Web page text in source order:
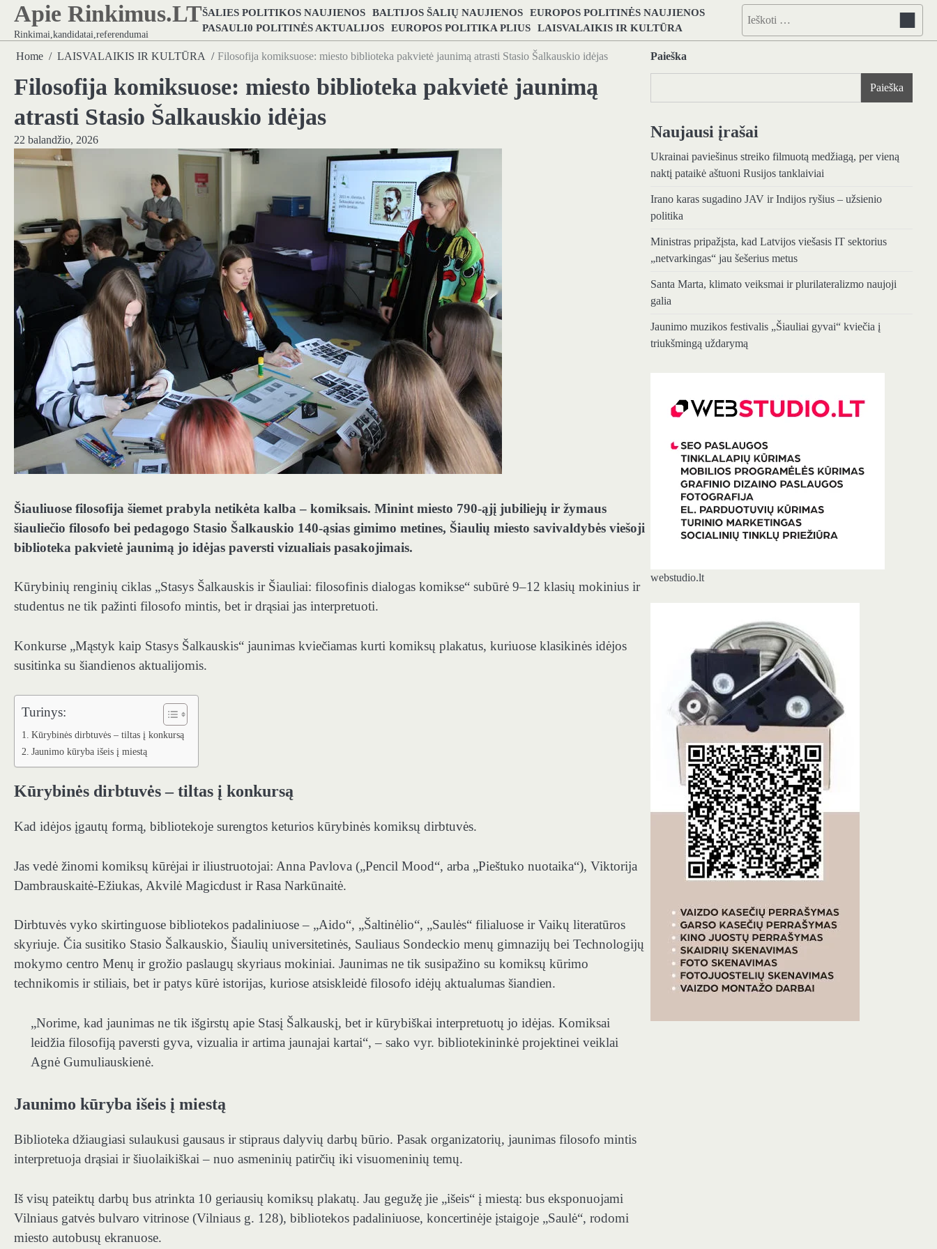
Skip
content
Apie Rinkimus.LT
Rinkimai,kandidatai,referendumai
ŠALIES POLITIKOS NAUJIENOS BALTIJOS ŠALIŲ NAUJIENOS EUROPOS POLITINĖS NAUJIENOS
PASAULI0 POLITINĖS AKTUALIJOS EUROPOS POLITIKA PLIUS LAISVALAIKIS IR KULTŪRA
Ieškoti:
Home LAISVALAIKIS IR KULTŪRA Filosofija komiksuose: miesto biblioteka pakvietė jaunimą atrasti Stasio Šalkauskio idėjas
Filosofija komiksuose: miesto biblioteka pakvietė jaunimą
atrasti Stasio Šalkauskio idėjas
22 balandžio, 2026
Šiauliuose filosofija šiemet prabyla netikėta kalba – komiksais. Minint miesto 790-ąjį jubiliejų ir žymaus
šiauliečio filosofo bei pedagogo Stasio Šalkauskio 140-ąsias gimimo metines, Šiaulių miesto savivaldybės viešoji
biblioteka pakvietė jaunimą jo idėjas paversti vizualiais pasakojimais.
Kūrybinių renginių ciklas „Stasys Šalkauskis ir Šiauliai: filosofinis dialogas komikse“ subūrė 9–12 klasių mokinius ir
studentus ne tik pažinti filosofo mintis, bet ir drąsiai jas interpretuoti.
Konkurse „Mąstyk kaip Stasys Šalkauskis“ jaunimas kviečiamas kurti komiksų plakatus, kuriuose klasikinės idėjos
susitinka su šiandienos aktualijomis.
Turinys:
Kūrybinės dirbtuvės – tiltas į konkursą
Jaunimo kūryba išeis į miestą
Kūrybinės dirbtuvės – tiltas į konkursą
Kad idėjos įgautų formą, bibliotekoje surengtos keturios kūrybinės komiksų dirbtuvės.
Jas vedė žinomi komiksų kūrėjai ir iliustruotojai: Anna Pavlova („Pencil Mood“, arba „Pieštuko nuotaika“), Viktorija
Dambrauskaitė-Ežiukas, Akvilė Magicdust ir Rasa Narkūnaitė.
Dirbtuvės vyko skirtinguose bibliotekos padaliniuose – „Aido“, „Šaltinėlio“, „Saulės“ filialuose ir Vaikų literatūros
skyriuje. Čia susitiko Stasio Šalkauskio, Šiaulių universitetinės, Sauliaus Sondeckio menų gimnazijų bei Technologijų
mokymo centro Menų ir grožio paslaugų skyriaus mokiniai. Jaunimas ne tik susipažino su komiksų kūrimo
technikomis ir stiliais, bet ir patys kūrė istorijas, kuriose atsiskleidė filosofo idėjų aktualumas šiandien.
„Norime, kad jaunimas ne tik išgirstų apie Stasį Šalkauskį, bet ir kūrybiškai interpretuotų jo idėjas. Komiksai
leidžia filosofiją paversti gyva, vizualia ir artima jaunajai kartai“, – sako vyr. bibliotekininkė projektinei veiklai
Agnė Gumuliauskienė.
Jaunimo kūryba išeis į miestą
Biblioteka džiaugiasi sulaukusi gausaus ir stipraus dalyvių darbų būrio. Pasak organizatorių, jaunimas filosofo mintis
interpretuoja drąsiai ir šiuolaikiškai – nuo asmeninių patirčių iki visuomeninių temų.
Iš visų pateiktų darbų bus atrinkta 10 geriausių komiksų plakatų. Jau gegužę jie „išeis“ į miestą: bus eksponuojami
Vilniaus gatvės bulvaro vitrinose (Vilniaus g. 128), bibliotekos padaliniuose, koncertinėje įstaigoje „Saulė“, rodomi
miesto autobusų ekranuose.
Paieška
Paieška
Naujausi įrašai
Ukrainai paviešinus streiko filmuotą medžiagą, per vieną
naktį pataikė aštuoni Rusijos tanklaiviai
Irano karas sugadino JAV ir Indijos ryšius – užsienio
politika
Ministras pripažįsta, kad Latvijos viešasis IT sektorius
„netvarkingas“ jau šešerius metus
Santa Marta, klimato veiksmai ir plurilateralizmo naujoji
galia
Jaunimo muzikos festivalis „Šiauliai gyvai“ kviečia į
triukšmingą uždarymą
webstudio.lt